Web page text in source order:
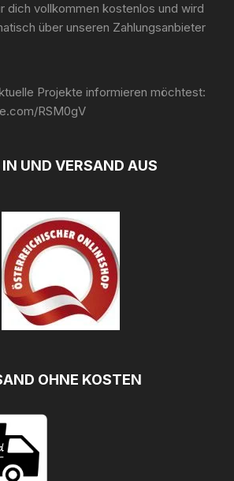
dich vollkommen kostenlos und wird
über unseren Zahlungsanbieter
Projekte informieren möchtest:
RSM0gV
UND VERSAND AUS
OHNE KOSTEN